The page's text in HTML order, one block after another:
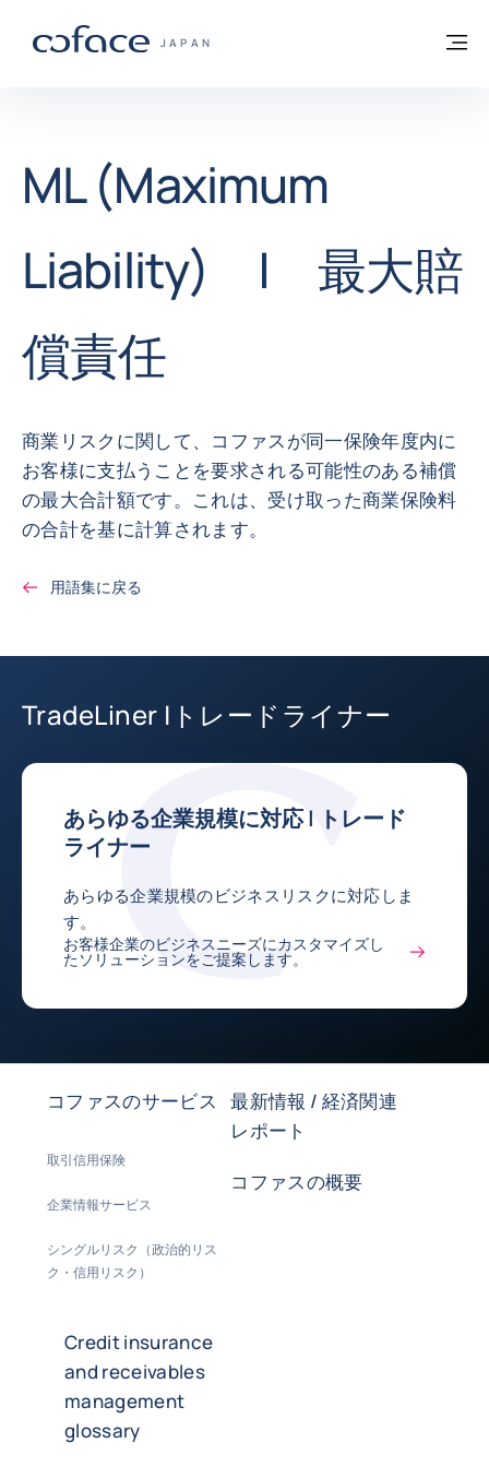
COFACE FOR TRADE - HOMEPAGE GROUP
JAPAN
ホームに戻る
ML (Maximum
Liability) | 最大賠
償責任
商業リスクに関して、コファスが同一保険年度内に
お客様に支払うことを要求される可能性のある補償
の最大合計額です。これは、受け取った商業保険料
の合計を基に計算されます。
用語集に戻る
TradeLiner |トレードライナー
あらゆる企業規模に対応 | トレード
ライナー
あらゆる企業規模のビジネスリスクに対応しま
す。
お客様企業のビジネスニーズにカスタマイズし
たソリューションをご提案します。
コファスのサービス
取引信用保険
企業情報サービス
シングルリスク（政治的リス
ク・信用リスク）
最新情報 / 経済関連
レポート
コファスの概要
Credit insurance
and receivables
management
glossary